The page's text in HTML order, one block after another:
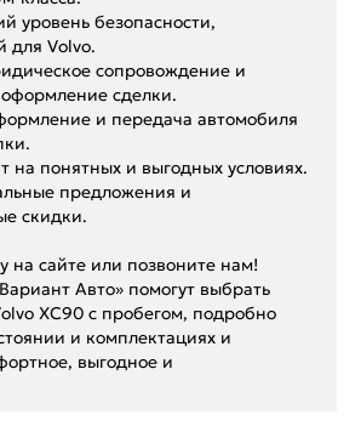
уровень безопасности,
для Volvo.
сопровождение и
сделки.
и передача автомобиля
на понятных и выгодных условиях.
предложения и
скидки.
на сайте или позвоните нам!
Авто» помогут выбрать
XC90 с пробегом, подробно
и комплектациях и
выгодное и